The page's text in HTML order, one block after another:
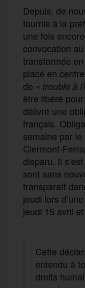
Depuis, de
fournis à la
une fois
convocation
transformée en
placé en
de « trouble à
être libéré
délivré une
français.
semaine par
Clermont-
disparu. Il
sont sans
transparaît
jeudi lors
jeudi 15 avril
Cette
entendu à
droits